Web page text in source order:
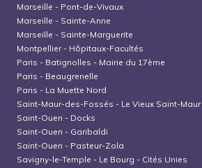
Marseille - Pont-de-Vivaux
Marseille - Sainte-Anne
Marseille - Sainte-Marguerite
Montpellier- Hôpitaux-Facultés
Paris - Batignolles - Mairie du 17ème
Paris - Beaugrenelle
Paris - La Muette Nord
Saint-Maur-des-Fossés - Le Vieux Saint-Maur
Saint-Ouen - Docks
Saint-Ouen - Garibaldi
Saint-Ouen - Pasteur-Zola
Savigny-le-Temple - Le Bourg - Cités Unies